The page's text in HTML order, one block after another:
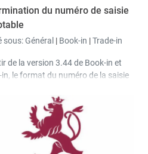
du numéro de saisie
sous:Général | Book-in |Trade-in
de la version 3.44 de Book-in et
in, le format du numéro de la saisie
(Trade-in) peut être défini en
de l'année civile, de l'exercice
et du mois, de sorte que la
est déterminée en
de façon automatique.